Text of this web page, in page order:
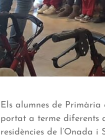
Els alumnes de
portat a terme diferents
residències de l’Onada i